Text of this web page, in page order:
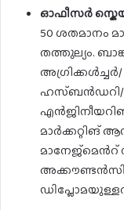
ഓഫീസർ
50 ശതമാനം
തത്തുല്യം.
ഹസ്ബൻഡറി/